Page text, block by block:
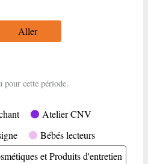
pour cette période.
Atelier CNV
Bébés lecteurs
et Produits d'entretien